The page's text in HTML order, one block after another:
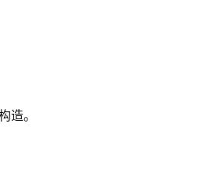
造。